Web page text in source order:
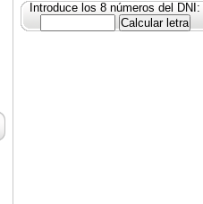
Introduce los 8 números del DNI: